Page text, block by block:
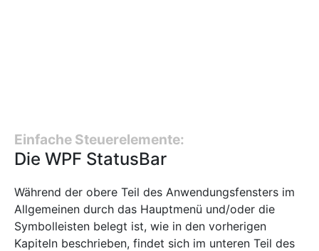
Einfache Steuerelemente:
Die WPF StatusBar
Während der obere Teil des Anwendungsfensters im
Allgemeinen durch das Hauptmenü und/oder die
Symbolleisten belegt ist, wie in den vorherigen
Kapiteln beschrieben, findet sich im unteren Teil des